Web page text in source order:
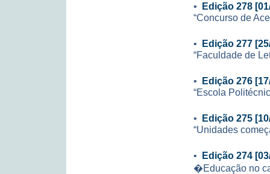
• Edição 278
“Concurso de
• Edição 277
“Faculdade de
• Edição 276
“Escola
• Edição 275
“Unidades
• Edição 274
�Educação no